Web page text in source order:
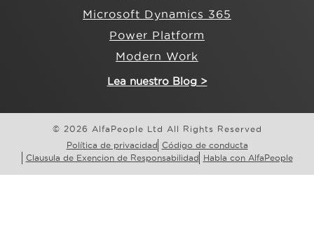
Microsoft Dynamics 365
Power Platform
Modern Work
Lea nuestro Blog >
© 2026 AlfaPeople Ltd All Rights Reserved
Política de privacidad Código de conducta
Clausula de Exencion de Responsabilidad
Habla con AlfaPeople